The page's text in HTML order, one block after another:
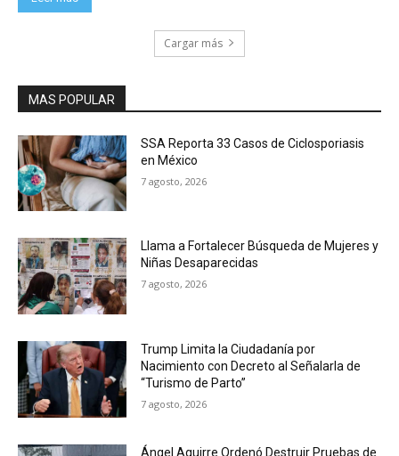
Cargar más
MAS POPULAR
SSA Reporta 33 Casos de Ciclosporiasis
en México
7 agosto, 2026
Llama a Fortalecer Búsqueda de Mujeres y
Niñas Desaparecidas
7 agosto, 2026
Trump Limita la Ciudadanía por
Nacimiento con Decreto al Señalarla de
“Turismo de Parto”
7 agosto, 2026
Ángel Aguirre Ordenó Destruir Pruebas de